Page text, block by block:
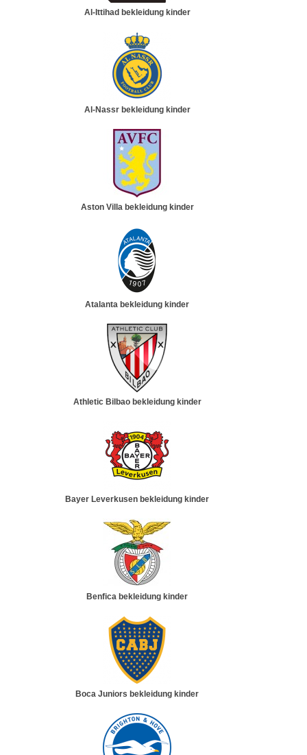
Al-Ittihad bekleidung kinder
Al-Nassr bekleidung kinder
Aston Villa bekleidung kinder
Atalanta bekleidung kinder
Athletic Bilbao bekleidung kinder
Bayer Leverkusen bekleidung kinder
Benfica bekleidung kinder
Boca Juniors bekleidung kinder